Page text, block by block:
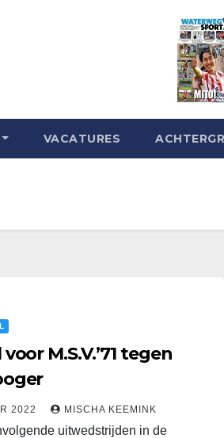
VACATURES
M.S.V.’71 tegen
2022 MISCHA KEEMINK
uitwedstrijden in de